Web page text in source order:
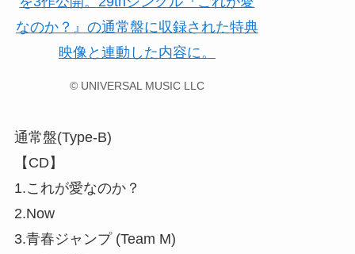
© UNIVERSAL MUSIC LLC
通常盤(Type-B)
【CD】
1.これが愛なのか？
2.Now
3.青春ジャンプ (Team M)